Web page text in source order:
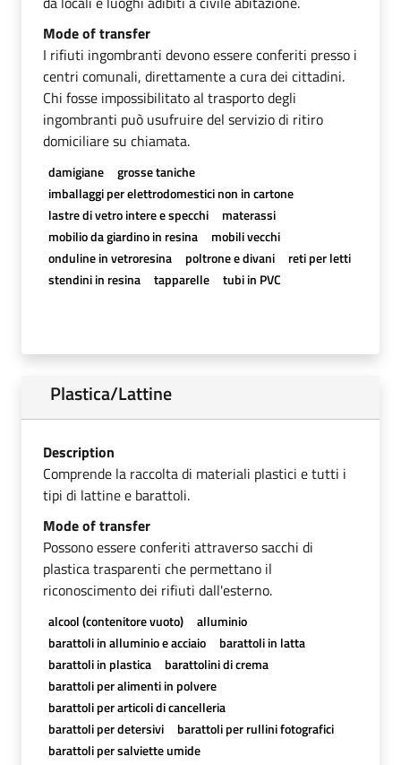
Mode of transfer
I rifiuti ingombranti devono essere conferiti presso i
centri comunali, direttamente a cura dei cittadini.
Chi fosse impossibilitato al trasporto degli
ingombranti può usufruire del servizio di ritiro
domiciliare su chiamata.
damigiane
grosse taniche
imballaggi per elettrodomestici non in cartone
lastre di vetro intere e specchi
materassi
mobilio da giardino in resina
mobili vecchi
onduline in vetroresina
poltrone e divani
reti per letti
stendini in resina
tapparelle tubi in PVC
Plastica/Lattine
Description
Comprende la raccolta di materiali plastici e tutti i
tipi di lattine e barattoli.
Mode of transfer
Possono essere conferiti attraverso sacchi di
plastica trasparenti che permettano il
riconoscimento dei rifiuti dall'esterno.
alcool (contenitore vuoto)
alluminio
barattoli in alluminio e acciaio
barattoli in latta
barattoli in plastica
barattolini di crema
barattoli per alimenti in polvere
barattoli per articoli di cancelleria
barattoli per detersivi
barattoli per rullini fotografici
barattoli per salviette umide